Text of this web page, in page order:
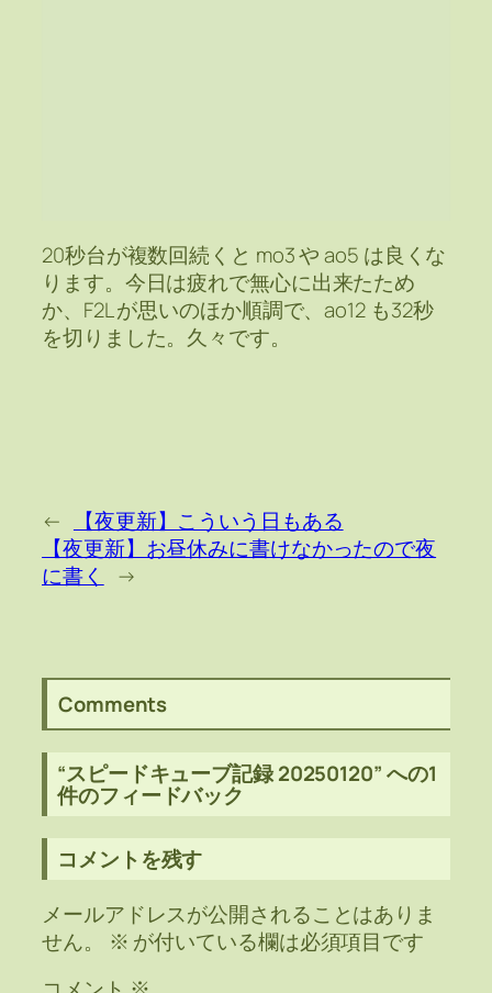
20秒台が複数回続くと mo3 や ao5 は良くな
ります。今日は疲れで無心に出来たため
か、F2L が思いのほか順調で、ao12 も32秒
を切りました。久々です。
←
【夜更新】こういう日もある
【夜更新】お昼休みに書けなかったので夜
に書く
→
Comments
“スピードキューブ記録 20250120” への1
件のフィードバック
コメントを残す
メールアドレスが公開されることはありま
せん。
※ が付いている欄は必須項目です